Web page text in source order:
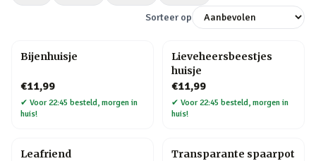
Sorteer op
Bijenhuisje
€11,99
✔ Voor 22:45 besteld, morgen in
huis!
Lieveheersbeestjes
huisje
€11,99
✔ Voor 22:45 besteld, morgen in
huis!
Leafriend
Transparante spaarpot